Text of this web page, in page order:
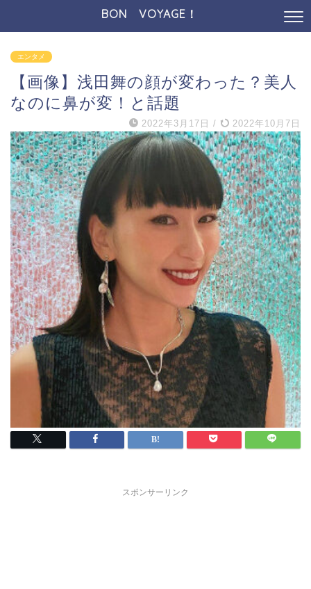
BON VOYAGE！
エンタメ
【画像】浅田舞の顔が変わった？美人
なのに鼻が変！と話題
2022年3月17日 / 2022年10月7日
スポンサーリンク